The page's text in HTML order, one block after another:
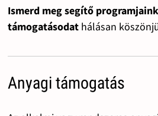
Ismerd meg segítő
támogatásodat hálásan
Anyagi támogatás